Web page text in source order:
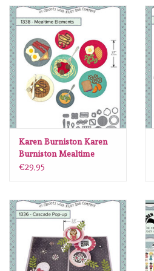
Spellbinders
Dress My Craft
Uniquely Creative
Juffrouw Muis
Memorybox
Kleurboeken
Cadeaubonnen
Karen Burniston Karen
Burniston Mealtime
Elements 1338
€29,95